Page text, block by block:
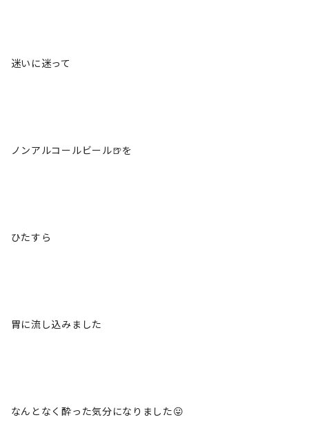
迷いに迷って
ノンアルコールビール🍺を
ひたすら
胃に流し込みました
なんとなく酔った気分になりました😛